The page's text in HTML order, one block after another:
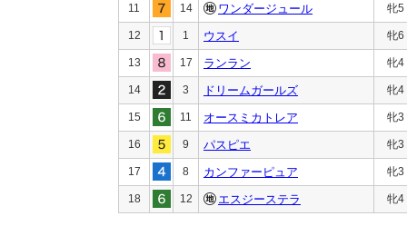
11 14 ワンダージュール 牝5
12 1 ウスイ 牝6
13 17 ランラン 牝4
14 3 ドリームガールズ 牝4
15 11 オースミカトレア 牝3
16 9 パスピエ 牝3
17 8 カンファーピュア 牝3
18 12 エスジーステラ 牝4